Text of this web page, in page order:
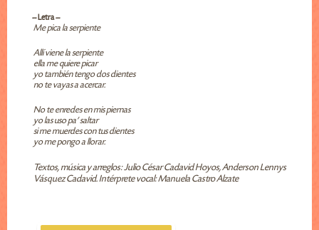
-- Letra --
Me pica la serpiente
Allí viene la serpiente
ella me quiere picar
yo también tengo dos dientes
no te vayas a acercar.
No te enredes en mis piernas
yo las uso pa' saltar
si me muerdes con tus dientes
yo me pongo a llorar.
Textos, música y arreglos: Julio César Cadavid Hoyos, Anderson Lennys
Vásquez Cadavid. Intérprete vocal: Manuela Castro Alzate